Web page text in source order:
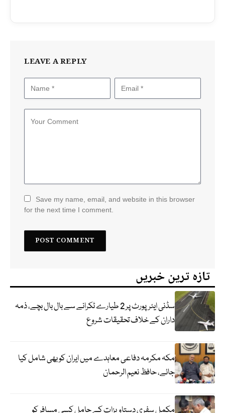
LEAVE A REPLY
Save my name, email, and website in this browser
for the next time I comment.
تازہ ترین خبریں
سڈنی ایئرپورٹ پر 2 طیارے ٹکرانے سے بال بال بچے، ذمہ
داران کے خلاف تحقیقات شروع
مکہ مکرمہ دفاعی معاہدے میں ایران کو بھی شامل کیا
جائے، حافظ نعیم الرحمان
مکمل سفری دستاویزات کے حامل کسی مسافر کو